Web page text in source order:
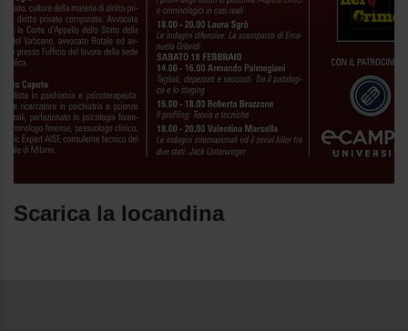
Scarica la locandina